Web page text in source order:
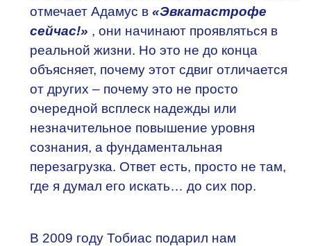
отмечает Адамус в «Эвкатастрофе
сейчас!» , они начинают проявляться в
реальной жизни. Но это не до конца
объясняет, почему этот сдвиг отличается
от других – почему это не просто
очередной всплеск надежды или
незначительное повышение уровня
сознания, а фундаментальная
перезагрузка. Ответ есть, просто не там,
где я думал его искать… до сих пор.
В 2009 году Тобиас подарил нам